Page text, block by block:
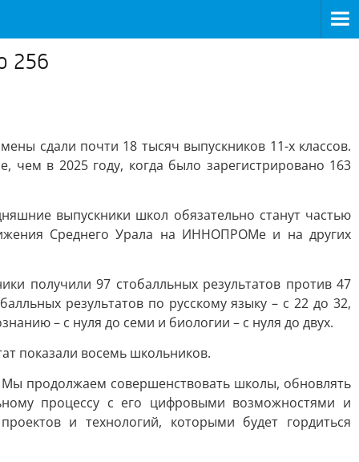
256
сдали почти 18 тысяч выпускников 11-х классов.
чем в 2025 году, когда было зарегистрировано 163
выпускники школ обязательно станут частью
Среднего Урала на ИННОПРОМе и на других
получили 97 стобалльных результатов против 47
результатов по русскому языку – с 22 до 32,
– с нуля до семи и биологии – с нуля до двух.
показали восемь школьников.
Мы продолжаем совершенствовать школы, обновлять
процессу с его цифровыми возможностями и
и технологий, которыми будет гордиться